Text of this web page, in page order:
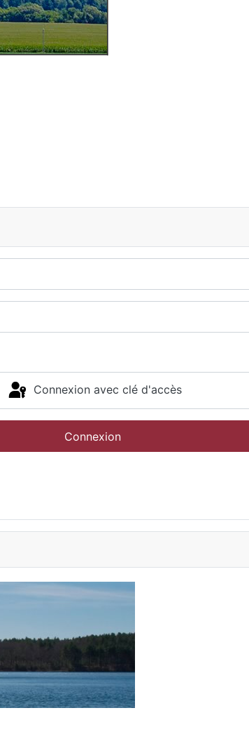
Connexion avec clé d'accès
Connexion
Accueil